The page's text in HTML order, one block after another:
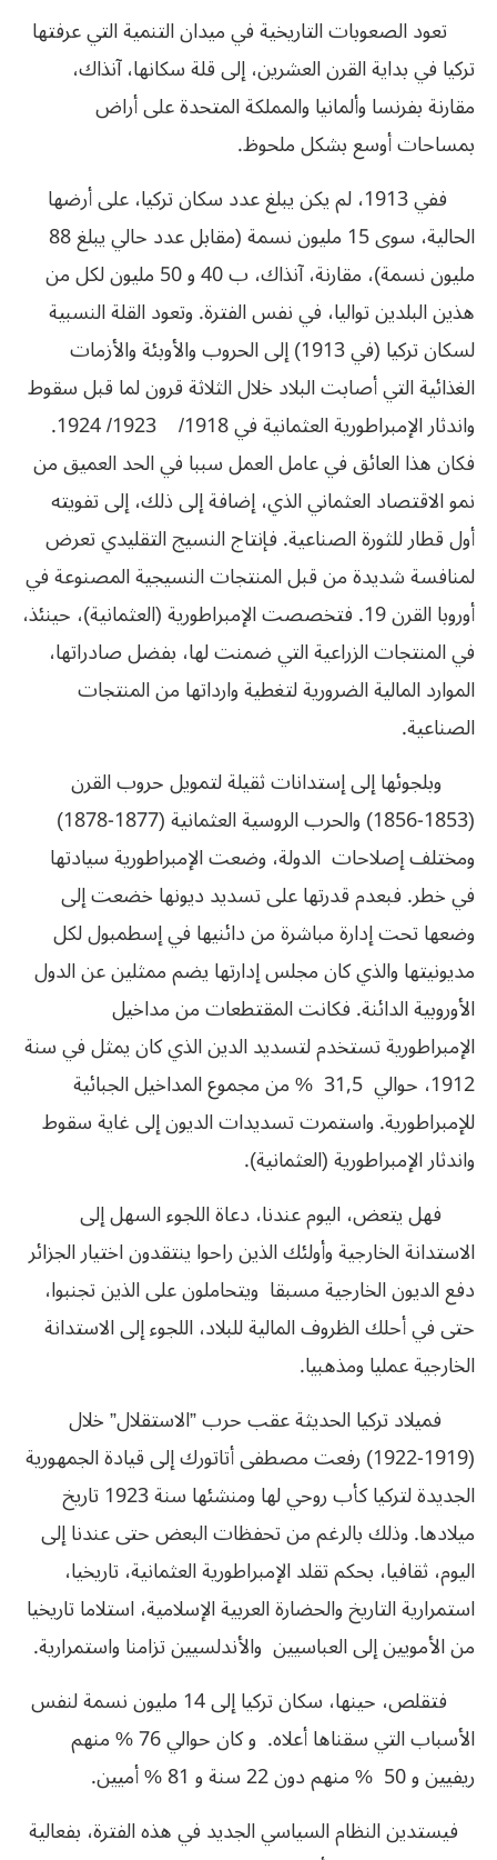
تعود الصعوبات التاريخية في ميدان التنمية التي عرفتها
تركيا في بداية القرن العشرين، إلى قلة سكانها، آنذاك،
مقارنة بفرنسا وألمانيا والمملكة المتحدة على أراض
بمساحات أوسع بشكل ملحوظ.
ففي 1913، لم يكن يبلغ عدد سكان تركيا، على أرضها
الحالية، سوى 15 مليون نسمة (مقابل عدد حالي يبلغ 88
مليون نسمة)، مقارنة، آنذاك، ب 40 و 50 مليون لكل من
هذين البلدين تواليا، في نفس الفترة. وتعود القلة النسبية
لسكان تركيا (في 1913) إلى الحروب والأوبئة والأزمات
الغذائية التي أصابت البلاد خلال الثلاثة قرون لما قبل سقوط
واندثار الإمبراطورية العثمانية في 1918/ 1923/ 1924.
فكان هذا العائق في عامل العمل سببا في الحد العميق من
نمو الاقتصاد العثماني الذي، إضافة إلى ذلك، إلى تفويته
أول قطار للثورة الصناعية. فإنتاج النسيج التقليدي تعرض
لمنافسة شديدة من قبل المنتجات النسيجية المصنوعة في
أوروبا القرن 19. فتخصصت الإمبراطورية (العثمانية)، حينئذ،
في المنتجات الزراعية التي ضمنت لها، بفضل صادراتها،
الموارد المالية الضرورية لتغطية وارداتها من المنتجات
الصناعية.
وبلجوئها إلى إستدانات ثقيلة لتمويل حروب القرن
(1853-1856) والحرب الروسية العثمانية (1877-1878)
ومختلف إصلاحات الدولة، وضعت الإمبراطورية سيادتها
في خطر. فبعدم قدرتها على تسديد ديونها خضعت إلى
وضعها تحت إدارة مباشرة من دائنيها في إسطمبول لكل
مديونيتها والذي كان مجلس إدارتها يضم ممثلين عن الدول
الأوروبية الدائنة. فكانت المقتطعات من مداخيل
الإمبراطورية تستخدم لتسديد الدين الذي كان يمثل في سنة
1912، حوالي 31,5 % من مجموع المداخيل الجبائية
للإمبراطورية. واستمرت تسديدات الديون إلى غاية سقوط
واندثار الإمبراطورية (العثمانية).
فهل يتعض، اليوم عندنا، دعاة اللجوء السهل إلى
الاستدانة الخارجية وأولئك الذين راحوا ينتقدون اختيار الجزائر
دفع الديون الخارجية مسبقا ويتحاملون على الذين تجنبوا،
حتى في أحلك الظروف المالية للبلاد، اللجوء إلى الاستدانة
الخارجية عمليا ومذهبيا.
فميلاد تركيا الحديثة عقب حرب ”الاستقلال” خلال
(1919-1922) رفعت مصطفى أتاتورك إلى قيادة الجمهورية
الجديدة لتركيا كأب روحي لها ومنشئها سنة 1923 تاريخ
ميلادها. وذلك بالرغم من تحفظات البعض حتى عندنا إلى
اليوم، ثقافيا، بحكم تقلد الإمبراطورية العثمانية، تاريخيا،
استمرارية التاريخ والحضارة العربية الإسلامية، استلاما تاريخيا
من الأمويين إلى العباسيين والأندلسيين تزامنا واستمرارية.
فتقلص، حينها، سكان تركيا إلى 14 مليون نسمة لنفس
الأسباب التي سقناها أعلاه. و كان حوالي 76 % منهم
ريفيين و 50 % منهم دون 22 سنة و 81 % أميين.
فيستدين النظام السياسي الجديد في هذه الفترة، بفعالية